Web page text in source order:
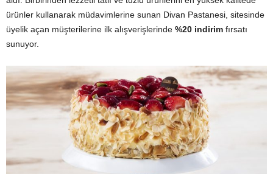
ürünler kullanarak müdavimlerine sunan Divan Pastanesi, sitesinde
üyelik açan müşterilerine ilk alışverişlerinde %20 indirim fırsatı
sunuyor.